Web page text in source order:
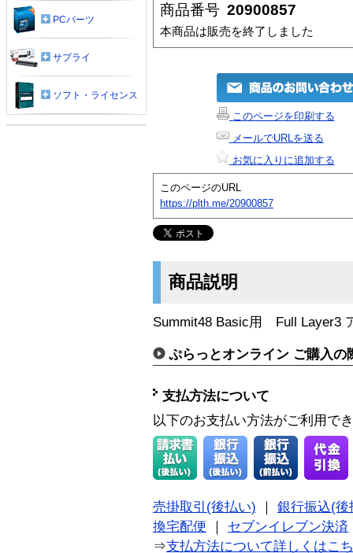
商品番号 20900857
本商品は販売を終了しました
このページを印刷する
メールでURLを送る
お気に入りに追加する
このページのURL
https://plth.me/20900857
商品説明
Summit48 Basic用 Full Layer3
ぷらっとオンライン ご購入の
支払方法について
以下のお支払い方法がご利用で
売掛取引(後払い)
銀行振込(後
換宅配便
セブンイレブン決済
⇒支払方法について詳しくはこ
PCパーツ
サプライ
ソフト・ライセンス